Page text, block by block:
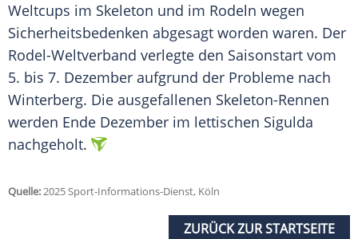
Weltcups im Skeleton und im Rodeln wegen
Sicherheitsbedenken abgesagt worden waren. Der
Rodel-Weltverband verlegte den Saisonstart vom
5. bis 7. Dezember aufgrund der Probleme nach
Winterberg. Die ausgefallenen Skeleton-Rennen
werden Ende Dezember im lettischen Sigulda
nachgeholt.
Quelle:2025 Sport-Informations-Dienst, Köln
ZURÜCK ZUR STARTSEITE